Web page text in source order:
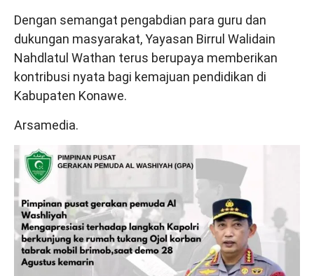
Dengan semangat pengabdian para guru dan
dukungan masyarakat, Yayasan Birrul Walidain
Nahdlatul Wathan terus berupaya memberikan
kontribusi nyata bagi kemajuan pendidikan di
Kabupaten Konawe.
Arsamedia.